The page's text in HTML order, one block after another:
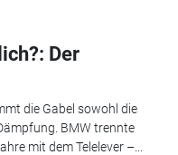
Der
die Gabel sowohl die
BMW trennte
mit dem Telelever –...